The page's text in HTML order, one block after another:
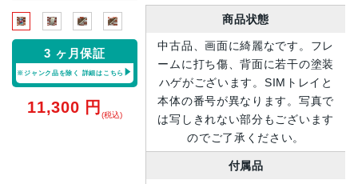
3 ヶ月保証
※ジャンク品を除く 詳細はこちら
11,300 円 (税込)
商品状態
中古品、画面に綺麗なです。フレ
ームに打ち傷、背面に若干の塗装
ハゲがございます。SIMトレイと
本体の番号が異なります。写真で
は写しきれない部分もございます
のでご了承ください。
付属品